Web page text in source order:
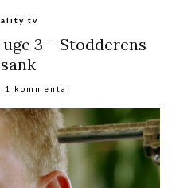
tv
3 – Stodderens
1 kommentar